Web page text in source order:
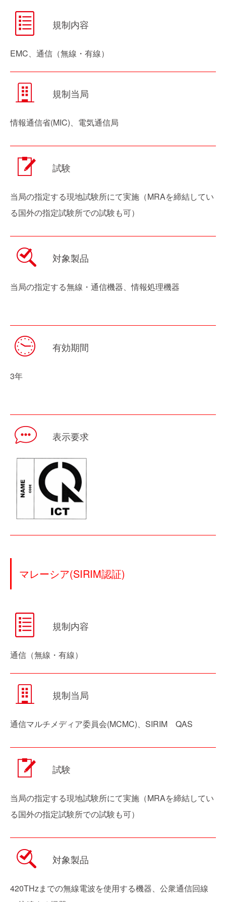
規制内容
EMC、通信（無線・有線）
規制当局
情報通信省(MIC)、電気通信局
試験
当局の指定する現地試験所にて実施（MRAを締結してい
る国外の指定試験所での試験も可）
対象製品
当局の指定する無線・通信機器、情報処理機器
有効期間
3年
表示要求
マレーシア(SIRIM認証)
規制内容
通信（無線・有線）
規制当局
通信マルチメディア委員会(MCMC)、SIRIM QAS
試験
当局の指定する現地試験所にて実施（MRAを締結してい
る国外の指定試験所での試験も可）
対象製品
420THzまでの無線電波を使用する機器、公衆通信回線